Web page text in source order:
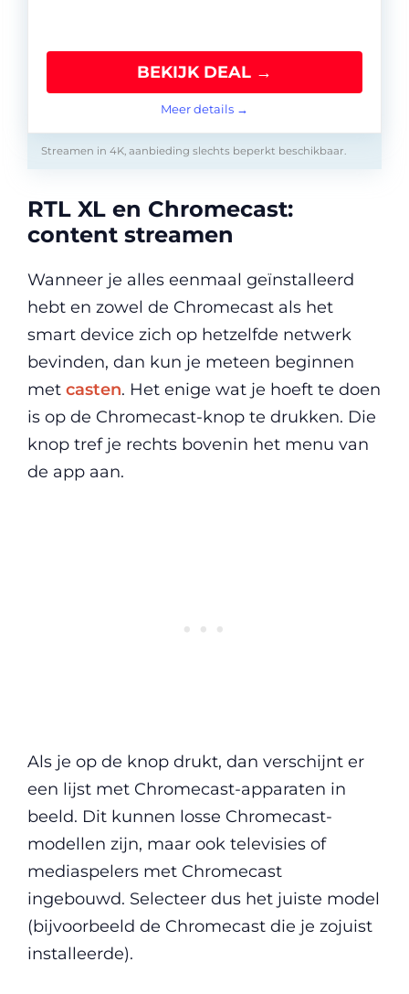
BEKIJK DEAL →
Meer details →
Streamen in 4K, aanbieding slechts beperkt beschikbaar.
RTL XL en Chromecast:
content streamen
Wanneer je alles eenmaal geïnstalleerd
hebt en zowel de Chromecast als het
smart device zich op hetzelfde netwerk
bevinden, dan kun je meteen beginnen
met casten. Het enige wat je hoeft te doen
is op de Chromecast-knop te drukken. Die
knop tref je rechts bovenin het menu van
de app aan.
Als je op de knop drukt, dan verschijnt er
een lijst met Chromecast-apparaten in
beeld. Dit kunnen losse Chromecast-
modellen zijn, maar ook televisies of
mediaspelers met Chromecast
ingebouwd. Selecteer dus het juiste model
(bijvoorbeeld de Chromecast die je zojuist
installeerde).